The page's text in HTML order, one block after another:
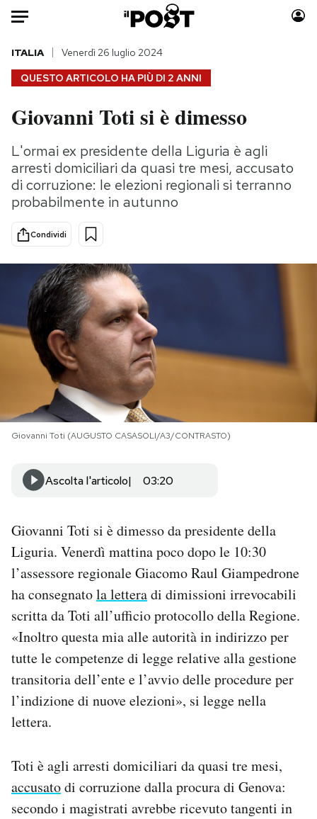
Auto
HOME
Italia
Politica
Tecnologia
Internet
Scienza
Cultura
Economia
Sport
Moda
Consumismi
Storie/Idee
Altrecose
PODCAST
NEWSLETTER
I MIEI PREFERITI
SHOP
CALENDARIO
AREA PERSONALE
Area Personale
Notifiche mobile
Regala il Post
Hai bisogno di aiuto?
Esci
QUESTO ARTICOLO HA PIÙ DI 2 ANNI
ITALIA Venerdì 26 luglio 2024
Giovanni Toti si è dimesso
L'ormai ex presidente della Liguria è agli
arresti domiciliari da quasi tre mesi, accusato
di corruzione: le elezioni regionali si terranno
probabilmente in autunno
Condividi
Giovanni Toti (AUGUSTO CASASOLI/A3/CONTRASTO)
Ascolta l'articolo 03:20
Giovanni Toti si è dimesso da presidente della
Liguria. Venerdì mattina poco dopo le 10:30
l’assessore regionale Giacomo Raul Giampedrone
ha consegnatola letteradi dimissioni irrevocabili
scritta da Toti all’ufficio protocollo della Regione.
«Inoltro questa mia alle autorità in indirizzo per
tutte le competenze di legge relative alla gestione
transitoria dell’ente e l’avvio delle procedure per
l’indizione di nuove elezioni», si legge nella
lettera.
Toti è agli arresti domiciliari da quasi tre mesi,
accusatodi corruzione dalla procura di Genova:
secondo i magistrati avrebbe ricevuto tangenti in